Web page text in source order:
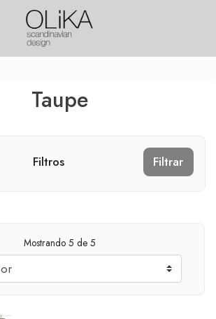
Taupe
Filtros Filtrar
Mostrando 5 de 5